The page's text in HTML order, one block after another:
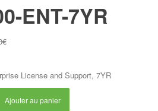
ENT-7YR
€
License and Support, 7YR
Ajouter au panier